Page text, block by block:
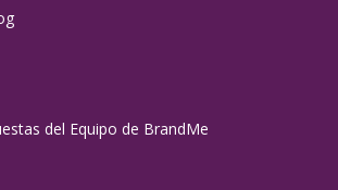
del Equipo de BrandMe